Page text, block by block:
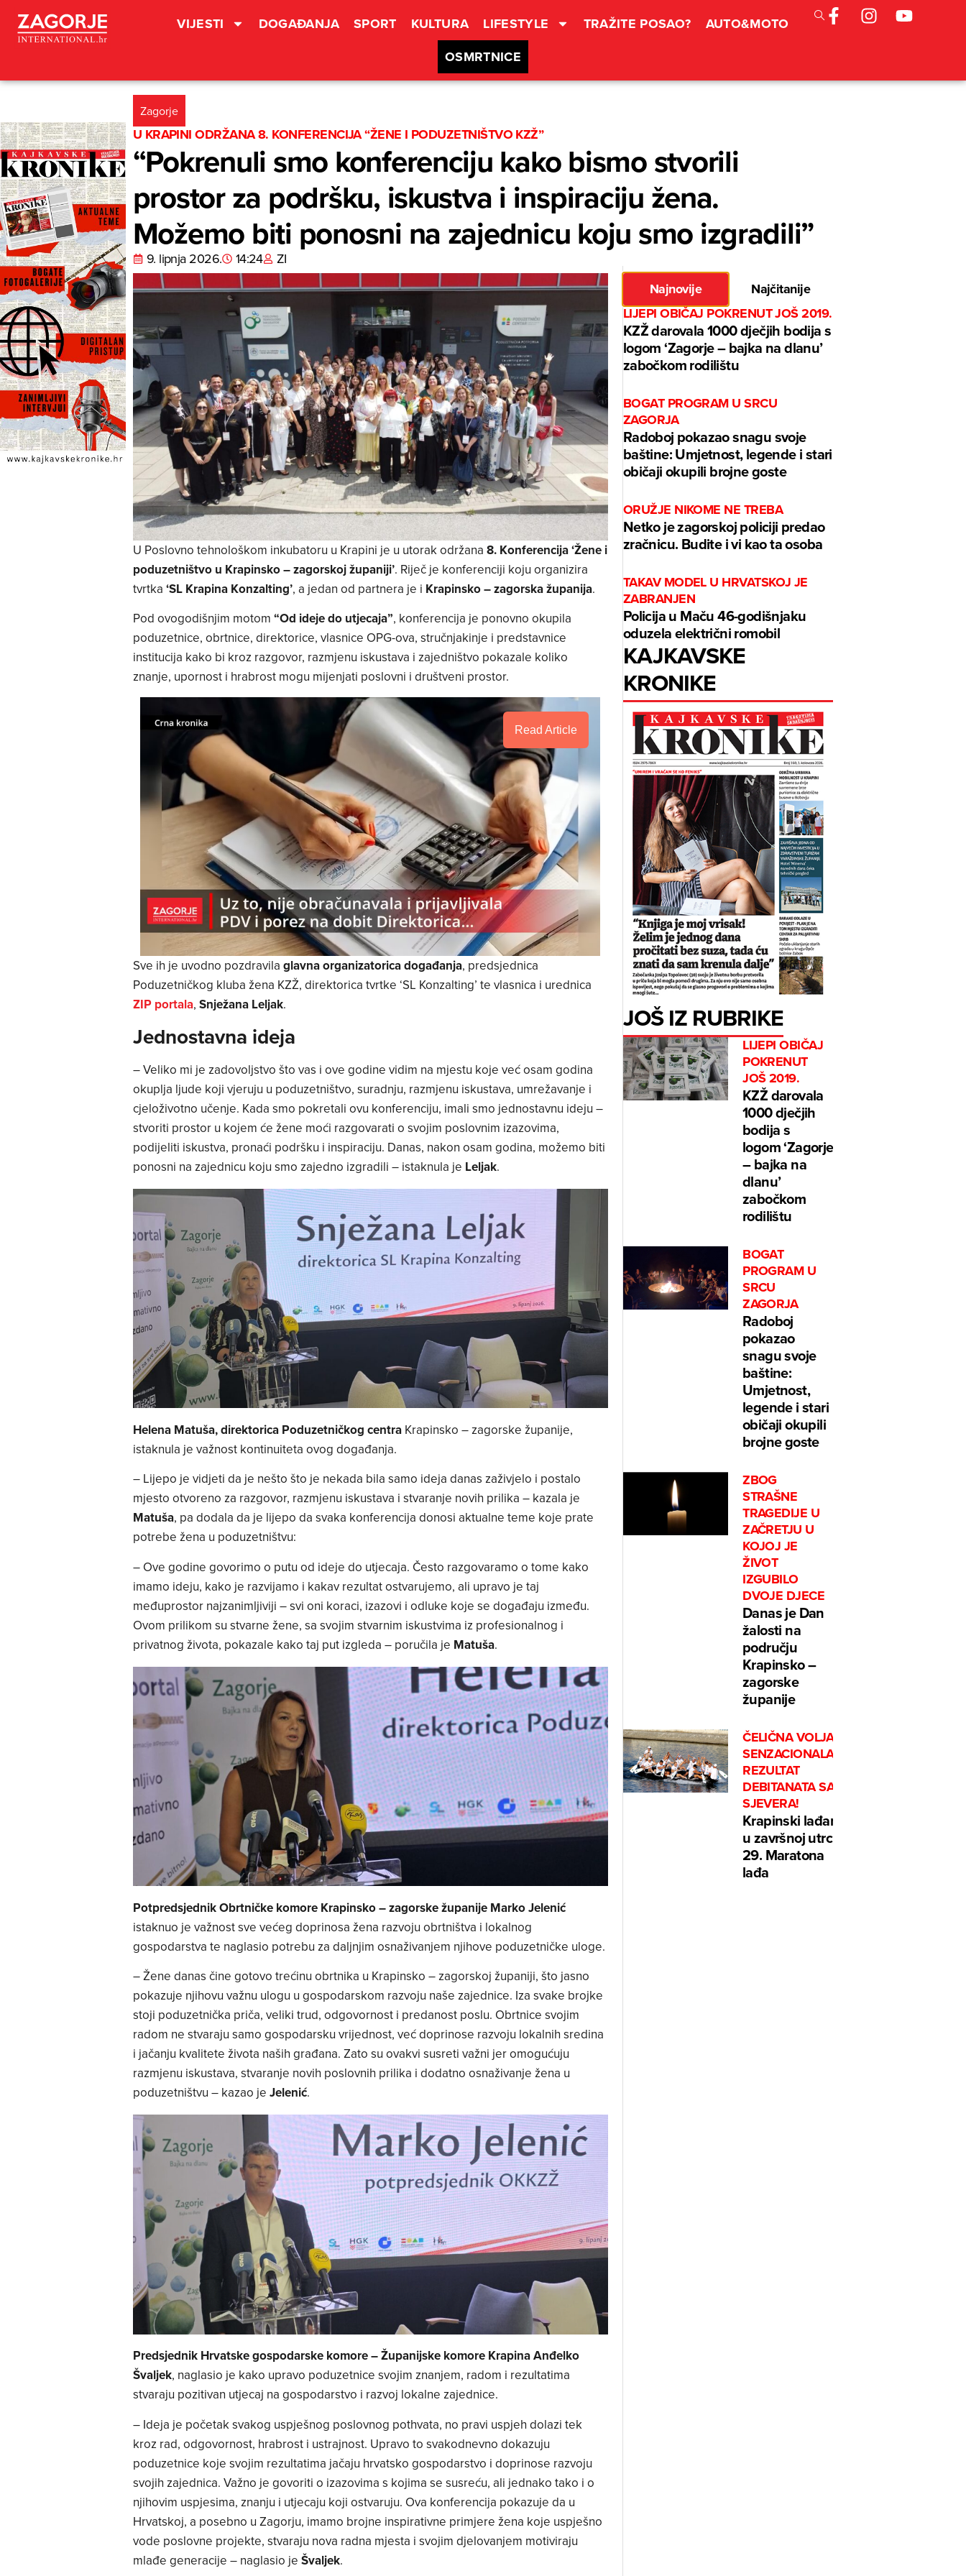
VIJESTI DOGAĐANJA SPORT KULTURA LIFESTYLE TRAŽITE POSAO?
AUTO&MOTO
OSMRTNICE
Zagorje
U KRAPINI ODRŽANA 8. KONFERENCIJA “ŽENE I PODUZETNIŠTVO KZŽ”
“Pokrenuli smo konferenciju kako bismo stvorili
prostor za podršku, iskustva i inspiraciju žena.
Možemo biti ponosni na zajednicu koju smo izgradili”
9. lipnja 2026. 14:24 ZI
U Poslovno tehnološkom inkubatoru u Krapini je u utorak održana 8. Konferencija ‘Žene i
poduzetništvo u Krapinsko – zagorskoj županiji’. Riječ je konferenciji koju organizira
tvrtka ‘SL Krapina Konzalting’, a jedan od partnera je i Krapinsko – zagorska županija.
Pod ovogodišnjim motom “Od ideje do utjecaja”, konferencija je ponovno okupila
poduzetnice, obrtnice, direktorice, vlasnice OPG-ova, stručnjakinje i predstavnice
institucija kako bi kroz razgovor, razmjenu iskustava i zajedništvo pokazale koliko
znanje, upornost i hrabrost mogu mijenjati poslovni i društveni prostor.
Read Article
Sve ih je uvodno pozdravila glavna organizatorica događanja, predsjednica
Poduzetničkog kluba žena KZŽ, direktorica tvrtke ‘SL Konzalting’ te vlasnica i urednica
ZIP portala, Snježana Leljak.
Jednostavna ideja
– Veliko mi je zadovoljstvo što vas i ove godine vidim na mjestu koje već osam godina
okuplja ljude koji vjeruju u poduzetništvo, suradnju, razmjenu iskustava, umrežavanje i
cjeloživotno učenje. Kada smo pokretali ovu konferenciju, imali smo jednostavnu ideju –
stvoriti prostor u kojem će žene moći razgovarati o svojim poslovnim izazovima,
podijeliti iskustva, pronaći podršku i inspiraciju. Danas, nakon osam godina, možemo biti
ponosni na zajednicu koju smo zajedno izgradili – istaknula je Leljak.
Helena Matuša, direktorica Poduzetničkog centraKrapinsko – zagorske županije,
istaknula je važnost kontinuiteta ovog događanja.
– Lijepo je vidjeti da je nešto što je nekada bila samo ideja danas zaživjelo i postalo
mjesto otvoreno za razgovor, razmjenu iskustava i stvaranje novih prilika – kazala je
Matuša, pa dodala da je lijepo da svaka konferencija donosi aktualne teme koje prate
potrebe žena u poduzetništvu:
– Ove godine govorimo o putu od ideje do utjecaja. Često razgovaramo o tome kako
imamo ideju, kako je razvijamo i kakav rezultat ostvarujemo, ali upravo je taj
međuprostor najzanimljiviji – svi oni koraci, izazovi i odluke koje se događaju između.
Ovom prilikom su stvarne žene, sa svojim stvarnim iskustvima iz profesionalnog i
privatnog života, pokazale kako taj put izgleda – poručila je Matuša.
Potpredsjednik Obrtničke komore Krapinsko – zagorske županije Marko Jelenić
istaknuo je važnost sve većeg doprinosa žena razvoju obrtništva i lokalnog
gospodarstva te naglasio potrebu za daljnjim osnaživanjem njihove poduzetničke uloge.
– Žene danas čine gotovo trećinu obrtnika u Krapinsko – zagorskoj županiji, što jasno
pokazuje njihovu važnu ulogu u gospodarskom razvoju naše zajednice. Iza svake brojke
stoji poduzetnička priča, veliki trud, odgovornost i predanost poslu. Obrtnice svojim
radom ne stvaraju samo gospodarsku vrijednost, već doprinose razvoju lokalnih sredina
i jačanju kvalitete života naših građana. Zato su ovakvi susreti važni jer omogućuju
razmjenu iskustava, stvaranje novih poslovnih prilika i dodatno osnaživanje žena u
poduzetništvu – kazao je Jelenić.
Predsjednik Hrvatske gospodarske komore – Županijske komore Krapina Anđelko
Švaljek, naglasio je kako upravo poduzetnice svojim znanjem, radom i rezultatima
stvaraju pozitivan utjecaj na gospodarstvo i razvoj lokalne zajednice.
– Ideja je početak svakog uspješnog poslovnog pothvata, no pravi uspjeh dolazi tek
kroz rad, odgovornost, hrabrost i ustrajnost. Upravo to svakodnevno dokazuju
poduzetnice koje svojim rezultatima jačaju hrvatsko gospodarstvo i doprinose razvoju
svojih zajednica. Važno je govoriti o izazovima s kojima se susreću, ali jednako tako i o
njihovim uspjesima, znanju i utjecaju koji ostvaruju. Ova konferencija pokazuje da u
Hrvatskoj, a posebno u Zagorju, imamo brojne inspirativne primjere žena koje uspješno
vode poslovne projekte, stvaraju nova radna mjesta i svojim djelovanjem motiviraju
mlađe generacije – naglasio je Švaljek.
Najnovije
Najčitanije
LIJEPI OBIČAJ POKRENUT JOŠ 2019.
KZŽ darovala 1000 dječjih bodija s
logom ‘Zagorje – bajka na dlanu’
zabočkom rodilištu
BOGAT PROGRAM U SRCU
ZAGORJA
Radoboj pokazao snagu svoje
baštine: Umjetnost, legende i stari
običaji okupili brojne goste
ORUŽJE NIKOME NE TREBA
Netko je zagorskoj policiji predao
zračnicu. Budite i vi kao ta osoba
TAKAV MODEL U HRVATSKOJ JE
ZABRANJEN
Policija u Maču 46-godišnjaku
oduzela električni romobil
KAJKAVSKE
KRONIKE
JOŠ IZ RUBRIKE
LIJEPI OBIČAJ
POKRENUT
JOŠ 2019.
KZŽ darovala
1000 dječjih
bodija s
logom ‘Zagorje
– bajka na
dlanu’
zabočkom
rodilištu
BOGAT
PROGRAM U
SRCU
ZAGORJA
Radoboj
pokazao
snagu svoje
baštine:
Umjetnost,
legende i stari
običaji okupili
brojne goste
ZBOG
STRAŠNE
TRAGEDIJE U
ZAČRETJU U
KOJOJ JE
ŽIVOT
IZGUBILO
DVOJE DJECE
Danas je Dan
žalosti na
području
Krapinsko –
zagorske
županije
ČELIČNA VOLJA I
SENZACIONALAN
REZULTAT
DEBITANATA SA
SJEVERA!
Krapinski lađari
u završnoj utrci
29. Maratona
lađa